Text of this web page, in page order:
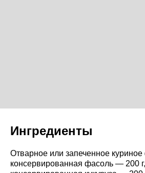
Ингредиенты
Отварное или запеченное
консервированная фасоль — 200 г,